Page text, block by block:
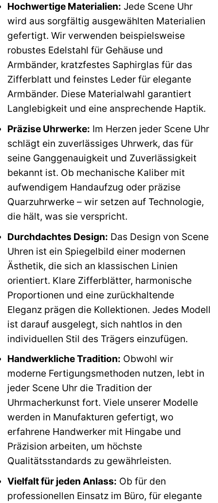
Hochwertige Materialien: Jede Scene Uhr
wird aus sorgfältig ausgewählten Materialien
gefertigt. Wir verwenden beispielsweise
robustes Edelstahl für Gehäuse und
Armbänder, kratzfestes Saphirglas für das
Zifferblatt und feinstes Leder für elegante
Armbänder. Diese Materialwahl garantiert
Langlebigkeit und eine ansprechende Haptik.
Präzise Uhrwerke: Im Herzen jeder Scene Uhr
schlägt ein zuverlässiges Uhrwerk, das für
seine Ganggenauigkeit und Zuverlässigkeit
bekannt ist. Ob mechanische Kaliber mit
aufwendigem Handaufzug oder präzise
Quarzuhrwerke – wir setzen auf Technologie,
die hält, was sie verspricht.
Durchdachtes Design: Das Design von Scene
Uhren ist ein Spiegelbild einer modernen
Ästhetik, die sich an klassischen Linien
orientiert. Klare Zifferblätter, harmonische
Proportionen und eine zurückhaltende
Eleganz prägen die Kollektionen. Jedes Modell
ist darauf ausgelegt, sich nahtlos in den
individuellen Stil des Trägers einzufügen.
Handwerkliche Tradition: Obwohl wir
moderne Fertigungsmethoden nutzen, lebt in
jeder Scene Uhr die Tradition der
Uhrmacherkunst fort. Viele unserer Modelle
werden in Manufakturen gefertigt, wo
erfahrene Handwerker mit Hingabe und
Präzision arbeiten, um höchste
Qualitätsstandards zu gewährleisten.
Vielfalt für jeden Anlass: Ob für den
professionellen Einsatz im Büro, für elegante